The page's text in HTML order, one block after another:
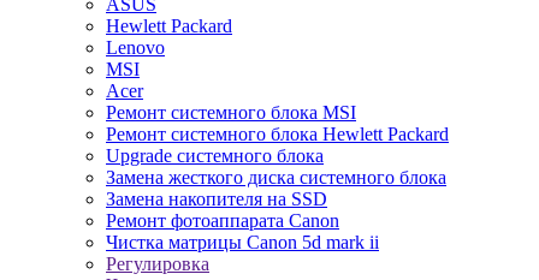
ASUS
Hewlett Packard
Lenovo
MSI
Acer
Ремонт системного блока MSI
Ремонт системного блока Hewlett Packard
Upgrade системного блока
Замена жесткого диска системного блока
Замена накопителя на SSD
Ремонт фотоаппарата Canon
Чистка матрицы Canon 5d mark ii
Регулировка